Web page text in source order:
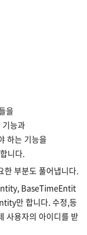
을
능과
하는 기능을
니다.
부분도 풀어냅니다.
BaseTimeEntit
만 합니다. 수정,등
사용자의 아이디를 받